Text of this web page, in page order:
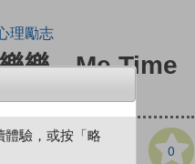
理勵志
樂，Me Time
0
體驗，或按「略